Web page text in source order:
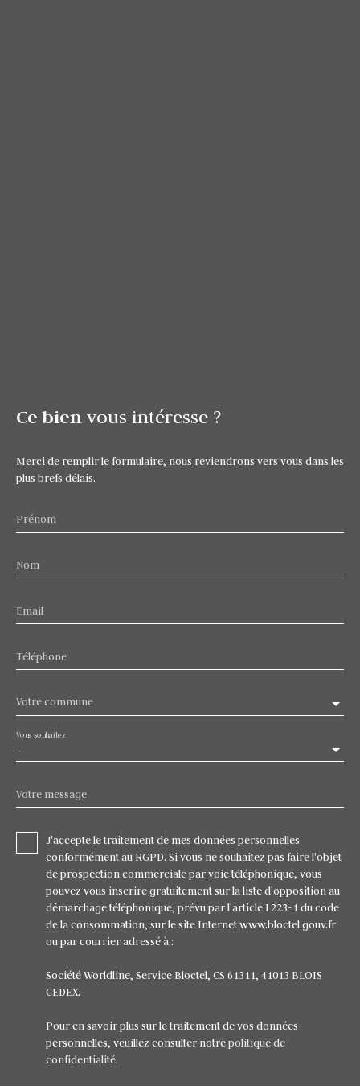
Ce bien vous intéresse ?
Merci de remplir le formulaire, nous reviendrons vers vous dans les
plus brefs délais.
Prénom
Nom
Email
Téléphone
Votre commune
-
Vous souhaitez
Votre message
J'accepte le traitement de mes données personnelles
conformément au RGPD. Si vous ne souhaitez pas faire l'objet
de prospection commerciale par voie téléphonique, vous
pouvez vous inscrire gratuitement sur la liste d'opposition au
démarchage téléphonique, prévu par l'article L223-1 du code
de la consommation, sur le site Internet www.bloctel.gouv.fr
ou par courrier adressé à :
Société Worldline, Service Bloctel, CS 61311, 41013 BLOIS
CEDEX.
Pour en savoir plus sur le traitement de vos données
personnelles, veuillez consulter notrepolitique de
confidentialité.